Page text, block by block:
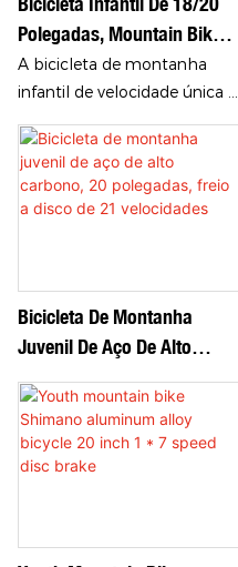
Polegadas, Mountain Bike
De Velocidade Única -
Vendas Diretas De Fábrica
OEM/ODM
A bicicleta de montanha
infantil de velocidade única é
uma bicicleta projetada
especificamente para
crianças, adequada para
crianças de diferentes idades
deslocamento e ciclismo ao
ar livre.
Bicicleta De Montanha
Juvenil De Aço De Alto
Carbono, 20 Polegadas,
Freio A Disco De 21
Velocidades